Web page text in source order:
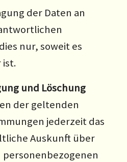
der Daten an
nur, soweit es
ist.
und Löschung
der geltenden
jederzeit das
Auskunft über